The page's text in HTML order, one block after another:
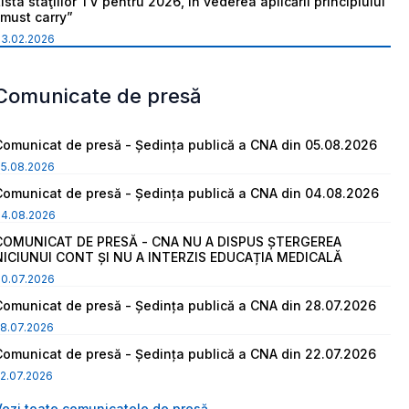
carry”
de presă
de presă - Ședința publică a CNA din 05.08.2026
de presă - Ședința publică a CNA din 04.08.2026
DE PRESĂ - CNA NU A DISPUS ȘTERGEREA
CONT ȘI NU A INTERZIS EDUCAȚIA MEDICALĂ
de presă - Ședința publică a CNA din 28.07.2026
de presă - Ședința publică a CNA din 22.07.2026